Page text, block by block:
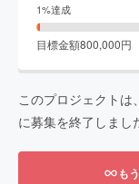
1%達成
目標金額800,000円
このプロジェクトは、
に募集を終了しまし
も